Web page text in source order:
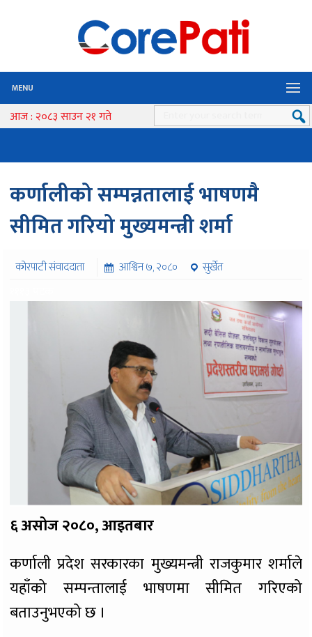
MENU
आज : २०८३ साउन २१ गते
कर्णालीको सम्पन्नतालाई भाषणमै
सीमित गरियो मुख्यमन्त्री शर्मा
कोरपाटी संवाददाता आश्विन ७, २०८०
सुर्खेत
६ असोज २०८०, आइतबार
कर्णाली प्रदेश सरकारका मुख्यमन्त्री राजकुमार शर्माले
यहाँको सम्पन्तालाई भाषणमा सीमित गरिएको
बताउनुभएको छ ।